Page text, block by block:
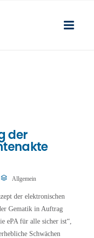
der
Allgemein
der elektronischen
Gematik in Auftrag
ePA für alle sicher ist“,
Schwächen